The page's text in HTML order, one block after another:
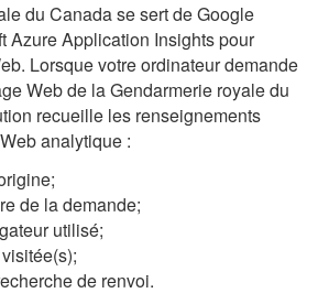
du Canada se sert de Google
Azure Application Insights pour
Lorsque votre ordinateur demande
Web de la Gendarmerie royale du
recueille les renseignements
analytique :
de la demande;
utilisé;
de renvoi.